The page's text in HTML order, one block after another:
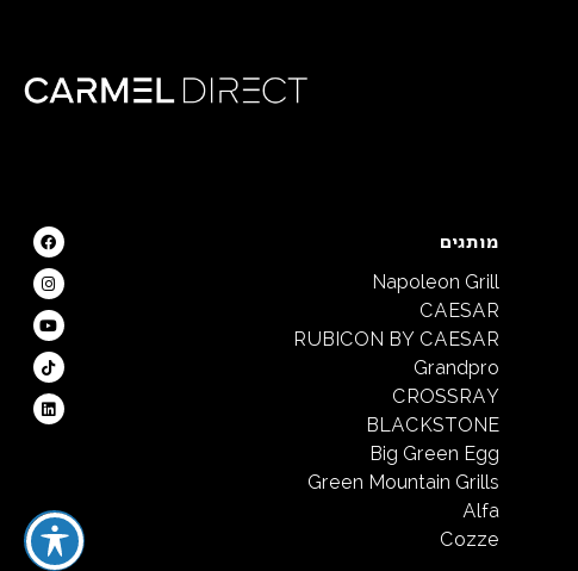
מותגים
Napoleon Grill
CAESAR
RUBICON BY CAESAR
Grandpro
CROSSRAY
BLACKSTONE
Big Green Egg
Green Mountain Grills
Alfa
Cozze